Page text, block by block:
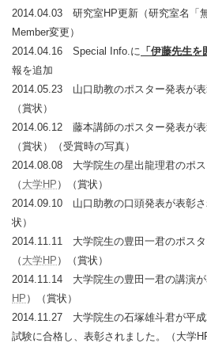
2014.04.03 研究室HP更新（研究室名「
Member変更）
2014.04.16 Special Info.に 「伊藤先生を
報を追加
2014.05.23 山口助教のポスター発表が表
（賞状）
2014.06.12 藤本講師のポスター発表が表
（賞状）（受賞時の写真）
2014.08.08 大学院生の星出龍理君のポス
（ 大学HP ）（賞状）
2014.09.10 山口助教の口頭発表が表彰さ
状）
2014.11.11 大学院生の豊田一君のポスタ
（ 大学HP ）（賞状）
2014.11.14 大学院生の豊田一君の講演が
HP ）（賞状）
2014.11.27 大学院生の石塚雄斗君が平
試験に合格し、表彰されました。（大学